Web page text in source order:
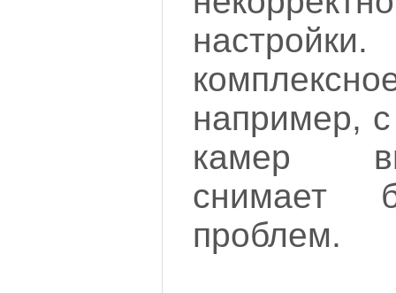
например,
камер
снимает
проблем.